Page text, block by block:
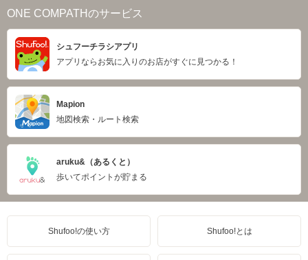
ONE COMPATHのサービス
シュフーチラシアプリ
アプリならお気に入りのお店がすぐに見つかる！
Mapion
地図検索・ルート検索
aruku&（あるくと）
歩いてポイントが貯まる
Shufoo!の使い方 Shufoo!とは